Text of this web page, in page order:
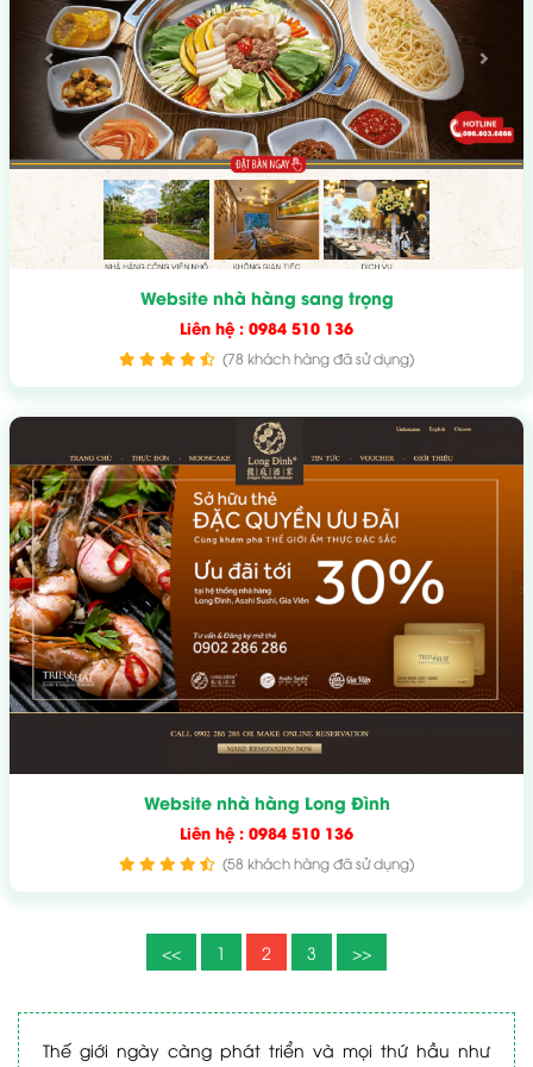
Website nhà hàng sang trọng
Liên hệ : 0984 510 136
(78 khách hàng đã sử dụng)
Website nhà hàng Long Đình
Liên hệ : 0984 510 136
(58 khách hàng đã sử dụng)
<< 1 2 3 >>
Thế giới ngày càng phát triển và mọi thứ hầu như